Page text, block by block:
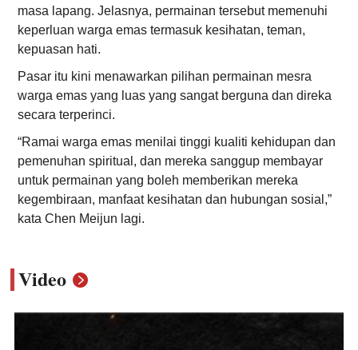
masa lapang. Jelasnya, permainan tersebut memenuhi
keperluan warga emas termasuk kesihatan, teman,
kepuasan hati.
Pasar itu kini menawarkan pilihan permainan mesra
warga emas yang luas yang sangat berguna dan direka
secara terperinci.
“Ramai warga emas menilai tinggi kualiti kehidupan dan
pemenuhan spiritual, dan mereka sanggup membayar
untuk permainan yang boleh memberikan mereka
kegembiraan, manfaat kesihatan dan hubungan sosial,”
kata Chen Meijun lagi.
Video